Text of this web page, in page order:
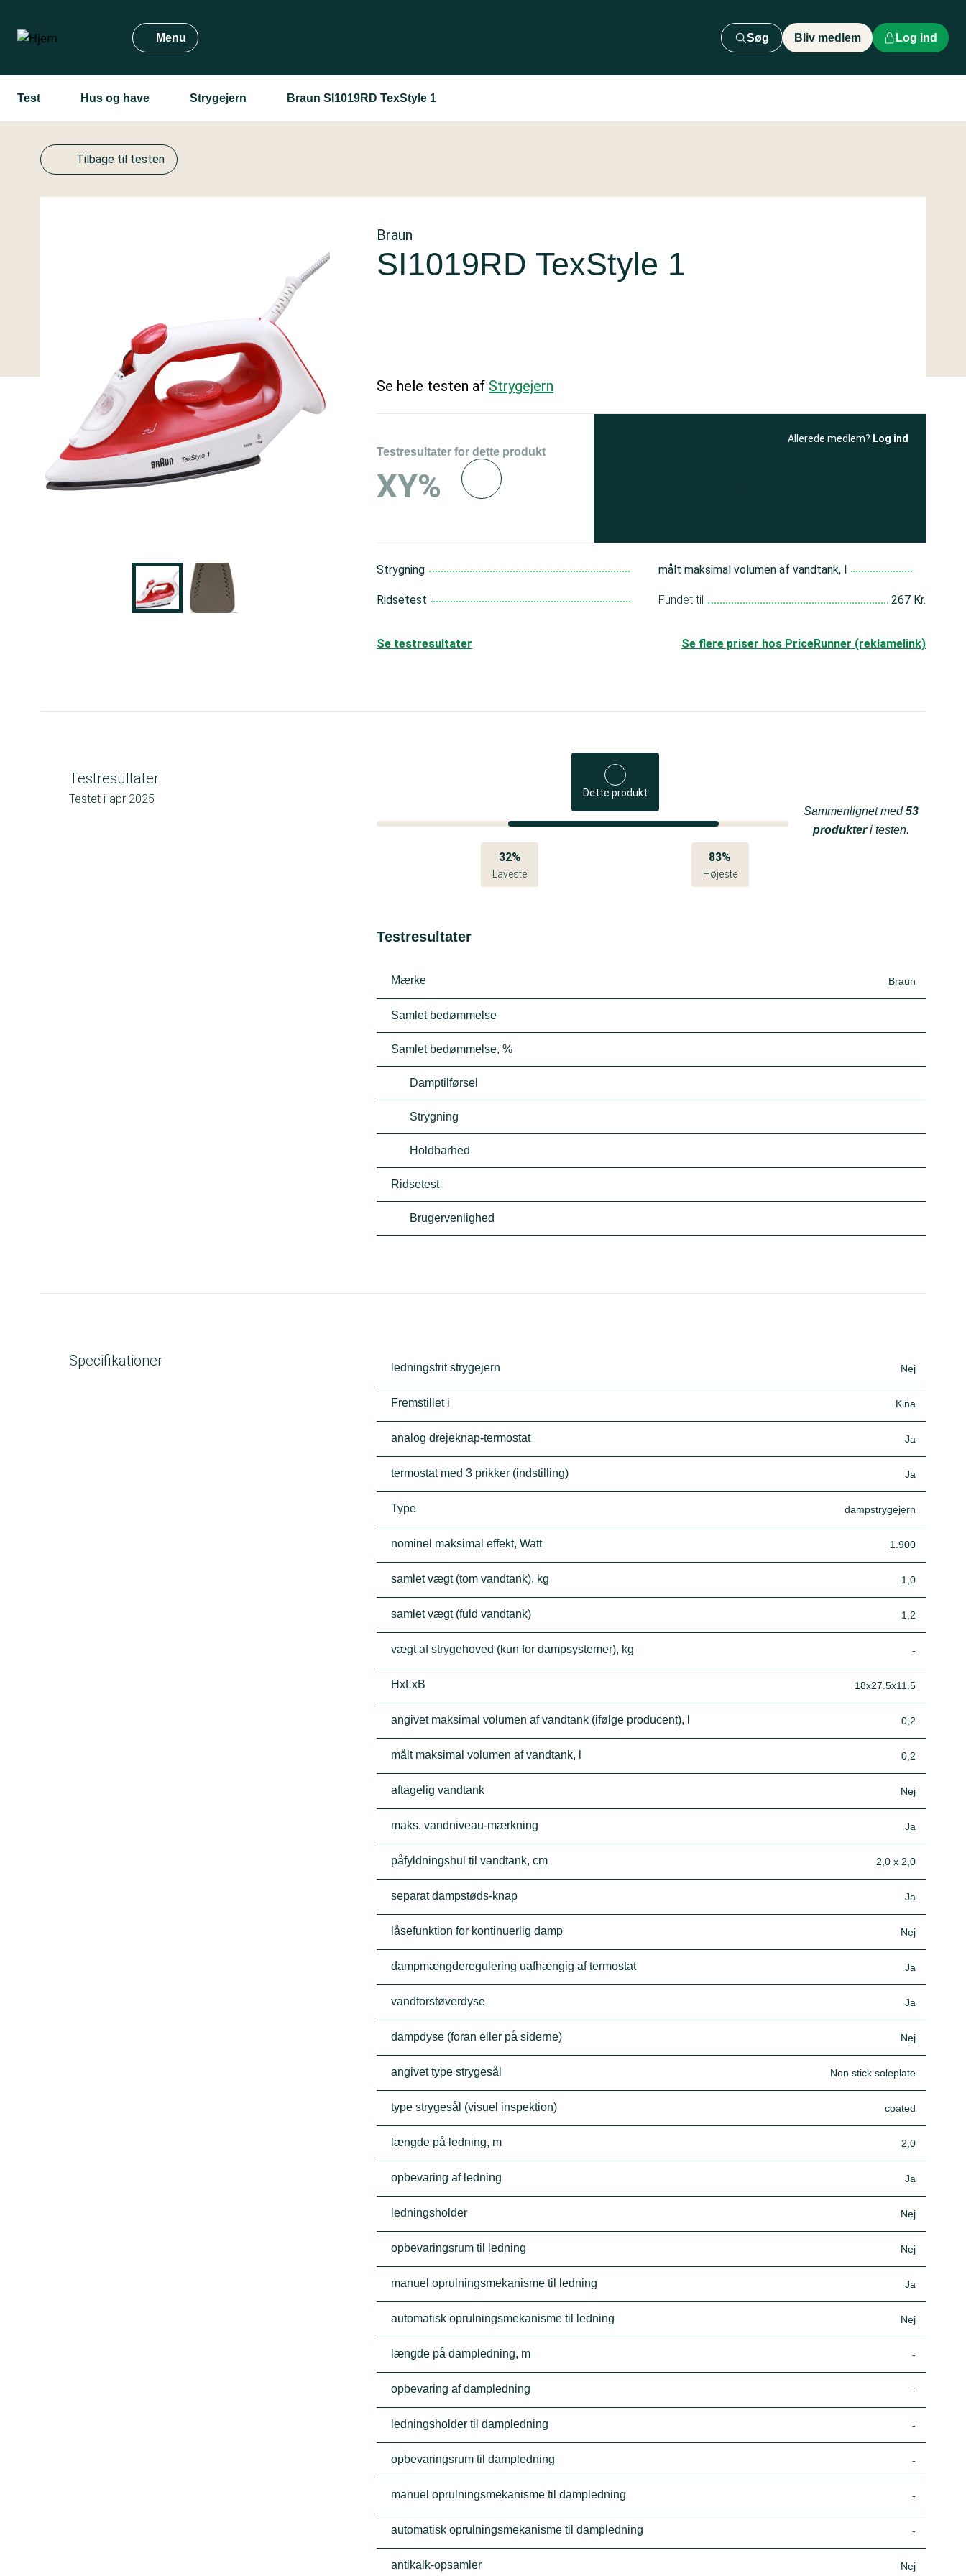
hovedindhold
Menu Søg Bliv medlem Log ind
Test Hus og have Strygejern Braun SI1019RD TexStyle 1
Tilbage til testen
Braun
SI1019RD TexStyle 1
Se hele testen af Strygejern
Testresultater for dette produkt
XY%
Allerede medlem? Log ind
Strygning
Ridsetest
målt maksimal volumen af vandtank, l
Fundet til 267 Kr.
Se flere priser hos PriceRunner (reklamelink)
Se testresultater
Testresultater
Testet i apr 2025 Dette produkt
32%
Laveste
83%
Højeste
Sammenlignet med53
produkteri testen.
Testresultater
Mærke Braun
Samlet bedømmelse
Samlet bedømmelse, %
Damptilførsel
Strygning
Holdbarhed
Ridsetest
Brugervenlighed
Specifikationer ledningsfrit strygejern Nej
Fremstillet i Kina
analog drejeknap-termostat Ja
termostat med 3 prikker (indstilling) Ja
Type dampstrygejern
nominel maksimal effekt, Watt 1.900
samlet vægt (tom vandtank), kg 1,0
samlet vægt (fuld vandtank) 1,2
vægt af strygehoved (kun for dampsystemer), kg -
HxLxB 18x27.5x11.5
angivet maksimal volumen af vandtank (ifølge producent), l 0,2
målt maksimal volumen af vandtank, l 0,2
aftagelig vandtank Nej
maks. vandniveau-mærkning Ja
påfyldningshul til vandtank, cm 2,0 x 2,0
separat dampstøds-knap Ja
låsefunktion for kontinuerlig damp Nej
dampmængderegulering uafhængig af termostat Ja
vandforstøverdyse Ja
dampdyse (foran eller på siderne) Nej
angivet type strygesål Non stick soleplate
type strygesål (visuel inspektion) coated
længde på ledning, m 2,0
opbevaring af ledning Ja
ledningsholder Nej
opbevaringsrum til ledning Nej
manuel oprulningsmekanisme til ledning Ja
automatisk oprulningsmekanisme til ledning Nej
længde på dampledning, m -
opbevaring af dampledning -
ledningsholder til dampledning -
opbevaringsrum til dampledning -
manuel oprulningsmekanisme til dampledning -
automatisk oprulningsmekanisme til dampledning -
antikalk-opsamler Nej